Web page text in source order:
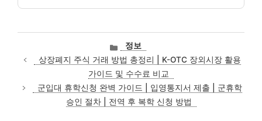
카
테
고
리
정보
상장폐지 주식 거래 방법 총정리 | K-OTC 장외시장 활용
가이드 및 수수료 비교
군입대 휴학신청 완벽 가이드 | 입영통지서 제출 | 군휴학
승인 절차 | 전역 후 복학 신청 방법